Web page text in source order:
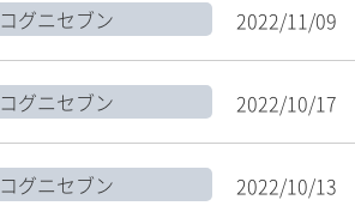
コグニセブン 2022/11/09
コグニセブン 2022/10/17
コグニセブン 2022/10/13